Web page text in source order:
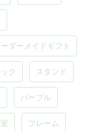
ダーメイドギフト
ク スタンド
パープル
フレーム